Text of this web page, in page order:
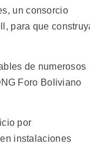
un consorcio
para que
de numerosos
Foro Boliviano
por
instalaciones